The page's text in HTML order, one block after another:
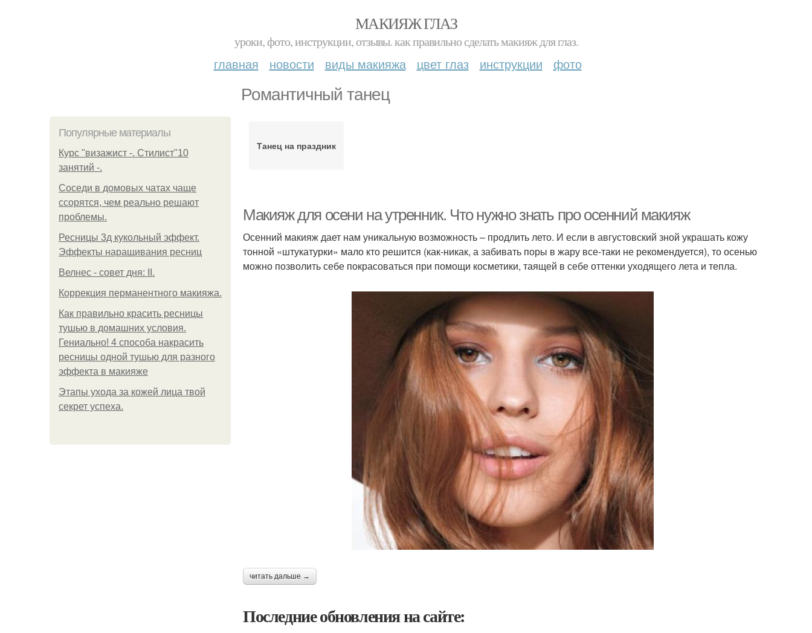
МАКИЯЖ ГЛАЗ
уроки, фото, инструкции, отзывы. как правильно сделать макияж для глаз.
главная новости виды макияжа цвет глаз инструкции фото
Романтичный танец
Популярные материалы
Курс "визажист -. Стилист"10
занятий -.
Соседи в домовых чатах чаще
ссорятся, чем реально решают
проблемы.
Ресницы 3д кукольный эффект.
Эффекты наращивания ресниц
Велнес - совет дня: II.
Коррекция перманентного макияжа.
Как правильно красить ресницы
тушью в домашних условия.
Гениально! 4 способа накрасить
ресницы одной тушью для разного
эффекта в макияже
Этапы ухода за кожей лица твой
секрет успеха.
Танец на праздник
Макияж для осени на утренник. Что нужно знать про осенний макияж
Осенний макияж дает нам уникальную возможность – продлить лето. И если в августовский зной украшать кожу
тонной «штукатурки» мало кто решится (как-никак, а забивать поры в жару все-таки не рекомендуется), то осенью
можно позволить себе покрасоваться при помощи косметики, таящей в себе оттенки уходящего лета и тепла.
читать дальше →
Последние обновления на сайте: